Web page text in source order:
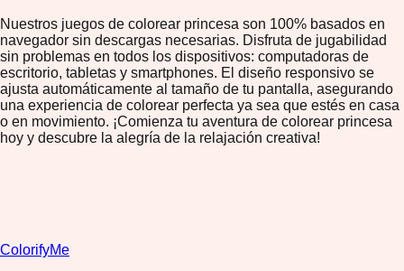
Nuestros juegos de colorear princesa son 100% basados en
navegador sin descargas necesarias. Disfruta de jugabilidad
sin problemas en todos los dispositivos: computadoras de
escritorio, tabletas y smartphones. El diseño responsivo se
ajusta automáticamente al tamaño de tu pantalla, asegurando
una experiencia de colorear perfecta ya sea que estés en casa
o en movimiento. ¡Comienza tu aventura de colorear princesa
hoy y descubre la alegría de la relajación creativa!
ColorifyMe